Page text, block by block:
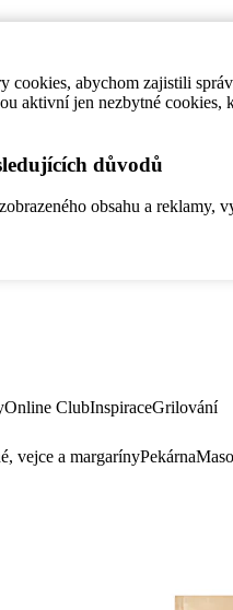
cookies, abychom zajistili
aktivní jen nezbytné
důvodů
obsahu a reklamy,
Online ClubInspiraceGrilování
vejce a margarínyPekárna